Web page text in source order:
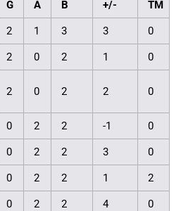
G A B +/- TM
2 1 3 3 0
2 0 2 1 0
2 0 2 2 0
0 2 2 -1 0
0 2 2 3 0
0 2 2 1 2
0 2 2 4 0